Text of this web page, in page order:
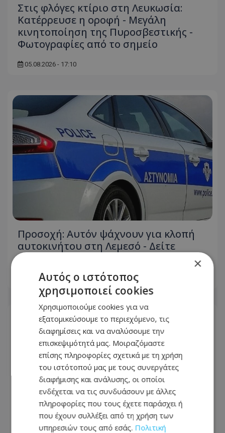
Στις φλόγες κτίριο στη Λευκωσία:
Κατέρρευσε η οροφή - Μεγάλη
κινητοποίηση της Πυροσβεστικής -
Φωτογραφίες από το σημείο
05.08.2026 - 17:10
Προσοχή: Αυτόν ψάχνουν για κλοπή
αυτοκινήτου στη Λεμεσό - Δείτε
φωτογραφία
05.08.2026 - 14:36
×
Αυτός ο ιστότοπος
χρησιμοποιεί cookies
Χρησιμοποιούμε cookies για να
εξατομικεύσουμε το περιεχόμενο, τις
διαφημίσεις και να αναλύσουμε την
επισκεψιμότητά μας. Μοιραζόμαστε
επίσης πληροφορίες σχετικά με τη χρήση
του ιστότοπού μας με τους συνεργάτες
διαφήμισης και ανάλυσης, οι οποίοι
ενδέχεται να τις συνδυάσουν με άλλες
πληροφορίες που τους έχετε παράσχει ή
που έχουν συλλέξει από τη χρήση των
υπηρεσιών τους από εσάς. Πολιτική